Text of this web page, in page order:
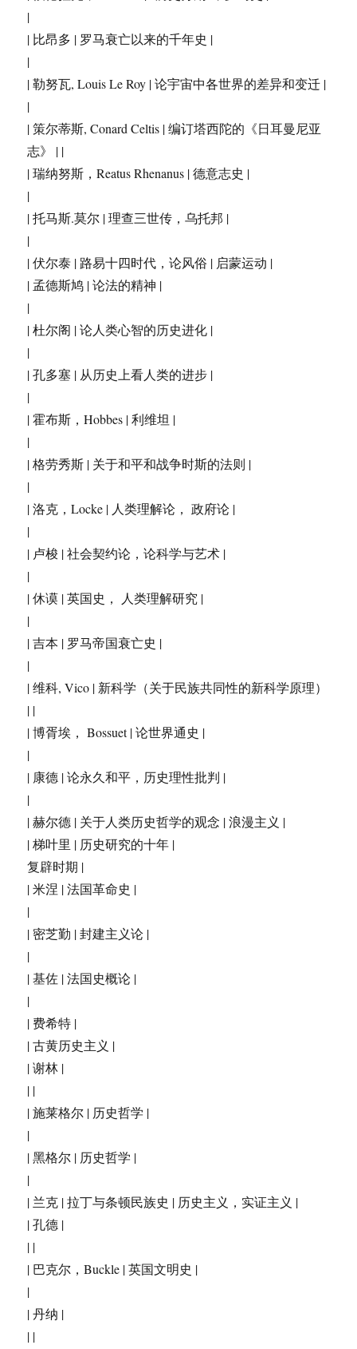
|
| 比昂多 | 罗马衰亡以来的千年史 |
|
| 勒努瓦, Louis Le Roy | 论宇宙中各世界的差异和变迁 |
|
| 策尔蒂斯, Conard Celtis | 编订塔西陀的《日耳曼尼亚
志》 | |
| 瑞纳努斯，Reatus Rhenanus | 德意志史 |
|
| 托马斯.莫尔 | 理查三世传，乌托邦 |
|
| 伏尔泰 | 路易十四时代，论风俗 | 启蒙运动 |
| 孟德斯鸠 | 论法的精神 |
|
| 杜尔阁 | 论人类心智的历史进化 |
|
| 孔多塞 | 从历史上看人类的进步 |
|
| 霍布斯，Hobbes | 利维坦 |
|
| 格劳秀斯 | 关于和平和战争时斯的法则 |
|
| 洛克，Locke | 人类理解论， 政府论 |
|
| 卢梭 | 社会契约论，论科学与艺术 |
|
| 休谟 | 英国史， 人类理解研究 |
|
| 吉本 | 罗马帝国衰亡史 |
|
| 维科, Vico | 新科学（关于民族共同性的新科学原理）
| |
| 博胥埃， Bossuet | 论世界通史 |
|
| 康德 | 论永久和平，历史理性批判 |
|
| 赫尔德 | 关于人类历史哲学的观念 | 浪漫主义 |
| 梯叶里 | 历史研究的十年 |
复辟时期 |
| 米涅 | 法国革命史 |
|
| 密芝勤 | 封建主义论 |
|
| 基佐 | 法国史概论 |
|
| 费希特 |
| 古黄历史主义 |
| 谢林 |
| |
| 施莱格尔 | 历史哲学 |
|
| 黑格尔 | 历史哲学 |
|
| 兰克 | 拉丁与条顿民族史 | 历史主义，实证主义 |
| 孔德 |
| |
| 巴克尔，Buckle | 英国文明史 |
|
| 丹纳 |
| |